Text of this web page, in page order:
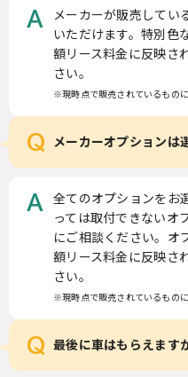
A
メーカーが販売してい
いただけます。特別色
額リース料金に反映さ
さい。
※現時点で販売されているものに
Q メーカーオプションは
A
全てのオプションをお
っては取付できないオ
にご相談ください。オ
額リース料金に反映さ
さい。
※現時点で販売されているものに
Q 最後に車はもらえます